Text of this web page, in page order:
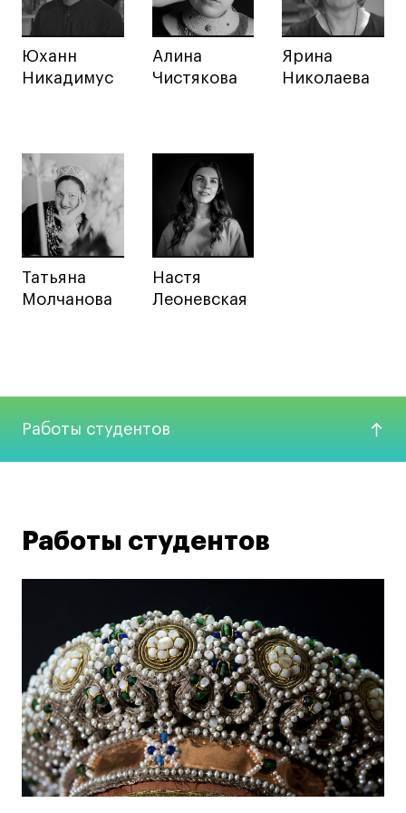
Юханн
Никадимус
Алина
Чистякова
Ярина
Николаева
Татьяна
Молчанова
Настя
Леоневская
Работы студентов
Работы студентов
Пример работ